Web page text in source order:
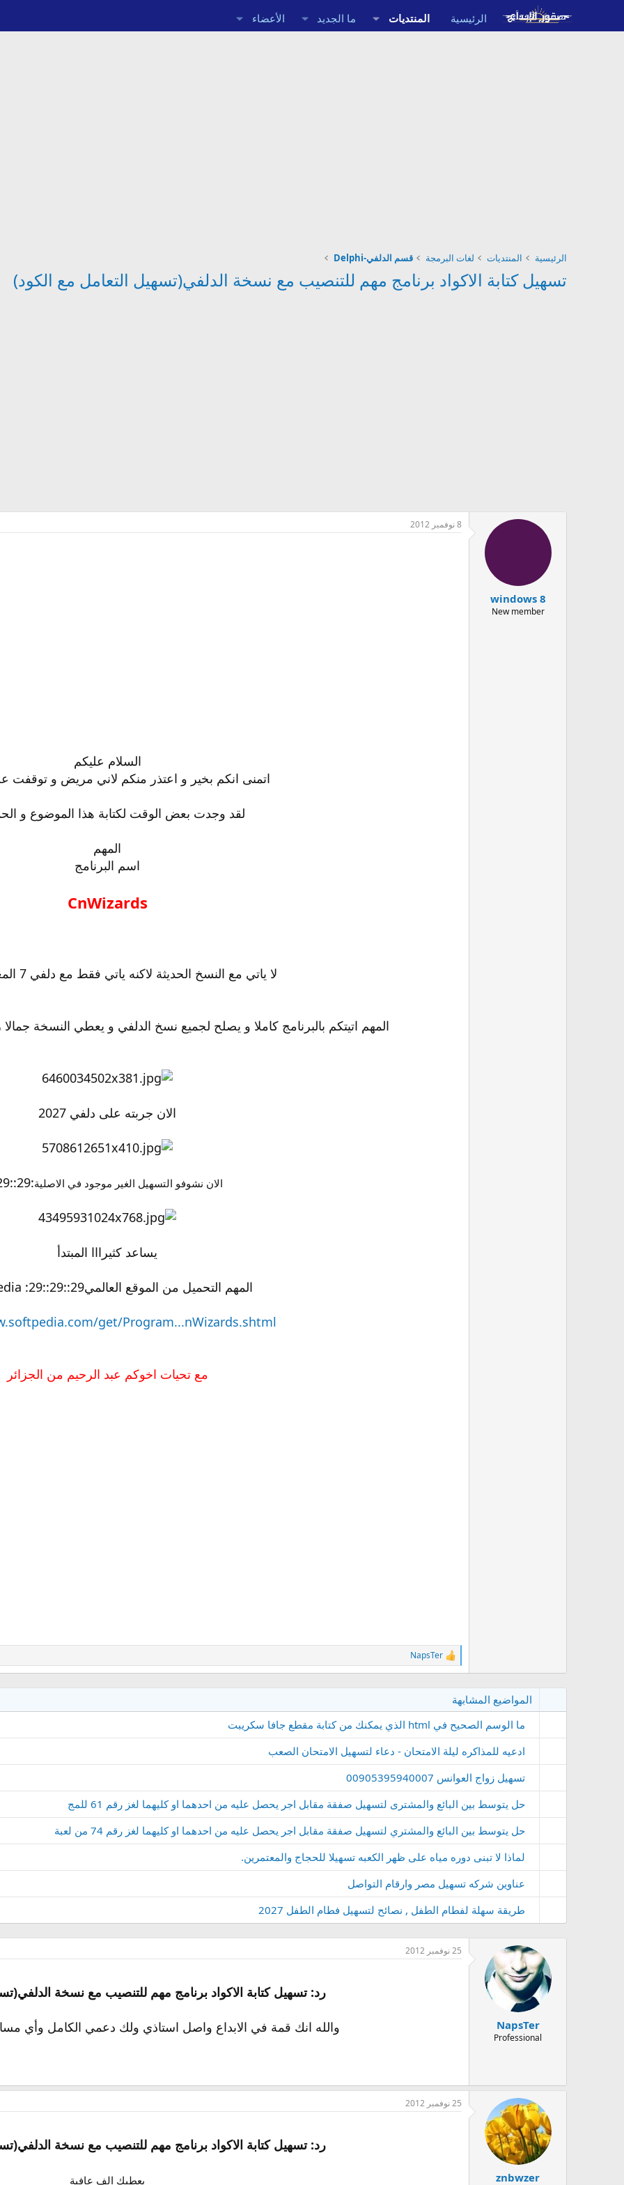
الرئيسية المنتديات ما الجديد الأعضاء
الرئيسية المنتديات لغات البرمجة قسم الدلفي-Delphi
تسهيل كتابة الاكواد برنامج مهم للتنصيب مع نسخة الدلفي(تسهيل التعامل مع الكود)
New member
8 نوفمبر 2012
السلام عليكم
اتمنى انكم بخير و اعتذر منكم لاني مريض و
لقد وجدت بعض الوقت لكتابة هذا الموضوع و
المهم
اسم البرنامج
CnWizards
لا ياتي مع النسخ الحديثة لاكنه ياتي فقط مع دلفي 7 المعدلة:29::29:
المهم اتيتكم بالبرنامج كاملا و يصلح لجميع نسخ الدلفي و يعطي النسخة
الان جربته على دلفي 2027
الان نشوفو التسهيل الغير موجود في الاصلية:29::29:
يساعد كثيرااا المبتدأ
المهم التحميل من الموقع العالميsoftpedia :29::29::29:
get/Program...nWizards.shtml
مع تحيات اخوكم عبد الرحيم من الجزائر
ا
ل
ا
ع
ل
ا
ت
NapsTer
المواضيع المشابهة
ما الوسم الصحيح في html الذي يمكنك من كتابة مقطع جافا سكريبت
ادعيه للمذاكره ليلة الامتحان - دعاء لتسهيل الامتحان الصعب
تسهيل زواج العوانس 00905395940007
حل يتوسط بين البائع والمشترى لتسهيل صفقة مقابل اجر يحصل عليه من احدهما او كليهما لغز رقم 61 للمج
حل يتوسط بين البائع والمشتري لتسهيل صفقة مقابل اجر يحصل عليه من احدهما او كليهما لغز رقم 74 من لعبة
لماذا لا تبنى دوره مياه على ظهر الكعبه تسهيلا للحجاج والمعتمرين.
عناوين شركه تسهيل مصر وارقام التواصل
طريقة سهلة لفطام الطفل , نصائح لتسهيل فطام الطفل 2027
NapsTer
Professional
25 نوفمبر 2012
رد: تسهيل كتابة الاكواد برنامج مهم للتنصيب مع نسخة
والله انك قمة في الابداع واصل استاذي ولك دعمي الكامل وأي
znbwzer
25 نوفمبر 2012
رد: تسهيل كتابة الاكواد برنامج مهم للتنصيب مع نسخة
يعطيك الف عافية